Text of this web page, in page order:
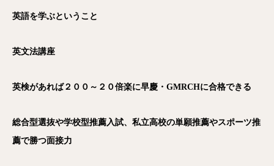
英語を学ぶということ
英文法講座
英検があれば２００～２０倍楽に早慶・GMRCHに合格できる
総合型選抜や学校型推薦入試、私立高校の単願推薦やスポーツ推
薦で勝つ面接力